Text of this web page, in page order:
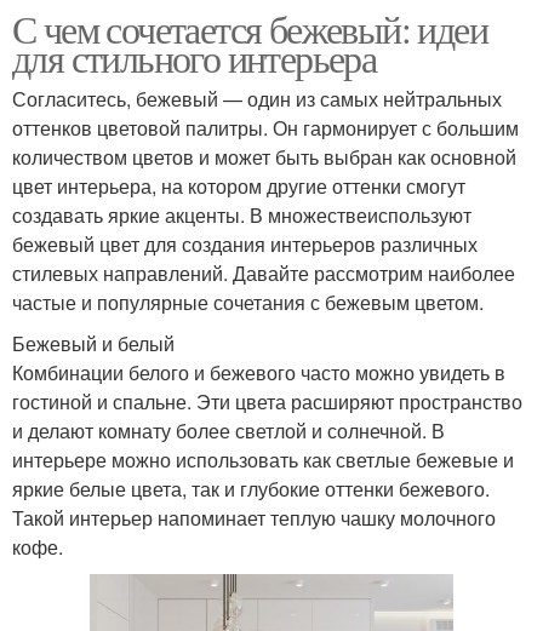
С чем сочетается бежевый: идеи
для стильного интерьера
Согласитесь, бежевый — один из самых нейтральных
оттенков цветовой палитры. Он гармонирует с большим
количеством цветов и может быть выбран как основной
цвет интерьера, на котором другие оттенки смогут
создавать яркие акценты. В множествеиспользуют
бежевый цвет для создания интерьеров различных
стилевых направлений. Давайте рассмотрим наиболее
частые и популярные сочетания с бежевым цветом.
Бежевый и белый
Комбинации белого и бежевого часто можно увидеть в
гостиной и спальне. Эти цвета расширяют пространство
и делают комнату более светлой и солнечной. В
интерьере можно использовать как светлые бежевые и
яркие белые цвета, так и глубокие оттенки бежевого.
Такой интерьер напоминает теплую чашку молочного
кофе.